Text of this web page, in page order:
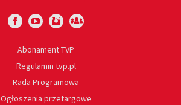
Abonament TVP
Regulamin tvp.pl
Rada Programowa
Ogłoszenia przetargowe